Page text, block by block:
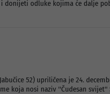
donijeti odluke kojima će dalje
52) upriličena je 24.
koja nosi naziv ''Čudesan svijet''